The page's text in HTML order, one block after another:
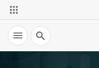
Recherche